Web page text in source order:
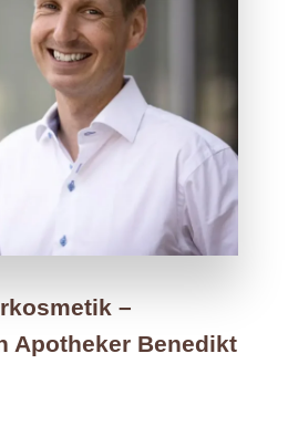
–
Apotheker Benedikt